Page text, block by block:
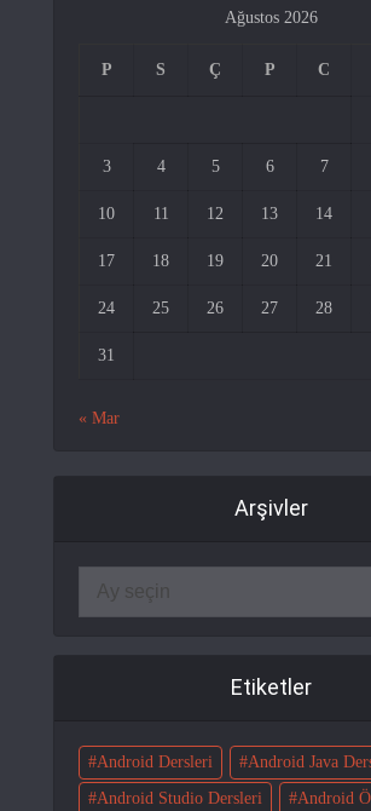
Ağustos 2026
P S Ç P C
3 4 5 6 7
10 11 12 13 14
17 18 19 20 21
24 25 26 27 28
31
« Mar
Arşivler
Etiketler
Android Dersleri
Android Java
Android Studio Dersleri
Android